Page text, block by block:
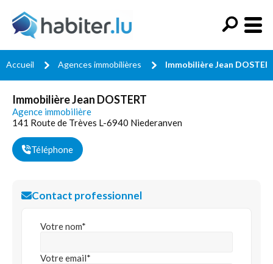
Accueil Agences immobilières Immobilière Jean
Immobilière Jean DOSTERT
Agence immobilière
141 Route de Trèves L-6940 Niederanven
Téléphone
Contact professionnel
Votre nom*
Votre email*